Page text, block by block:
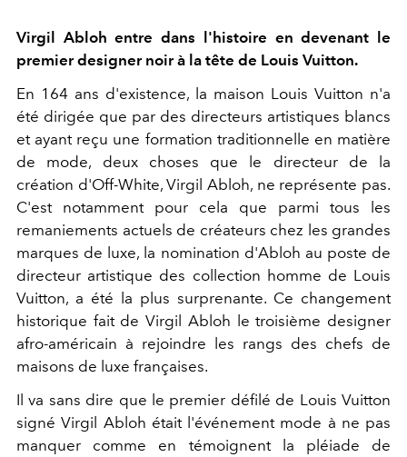
Virgil Abloh entre dans l'histoire en devenant le
premier designer noir à la tête de Louis Vuitton.
En 164 ans d'existence, la maison Louis Vuitton n'a
été dirigée que par des directeurs artistiques blancs
et ayant reçu une formation traditionnelle en matière
de mode, deux choses que le directeur de la
création d'Off-White, Virgil Abloh, ne représente pas.
C'est notamment pour cela que parmi tous les
remaniements actuels de créateurs chez les grandes
marques de luxe, la nomination d'Abloh au poste de
directeur artistique des collection homme de Louis
Vuitton, a été la plus surprenante. Ce changement
historique fait de Virgil Abloh le troisième designer
afro-américain à rejoindre les rangs des chefs de
maisons de luxe françaises.
Il va sans dire que le premier défilé de Louis Vuitton
signé Virgil Abloh était l'événement mode à ne pas
manquer comme en témoignent la pléiade de